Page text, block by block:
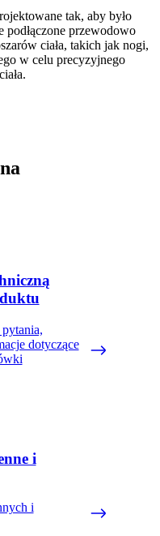
tak, aby było
podłączone przewodowo
ciała, takich jak nogi,
w celu precyzyjnego
dotyczące
i
i